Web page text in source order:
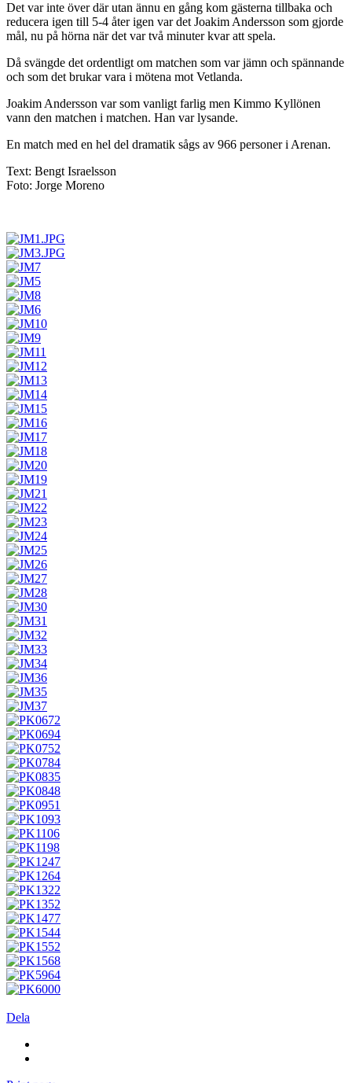
Det var inte över där utan ännu en gång kom gästerna tillbaka och
reducera igen till 5-4 åter igen var det Joakim Andersson som gjorde
mål, nu på hörna när det var två minuter kvar att spela.
Då svängde det ordentligt om matchen som var jämn och spännande
och som det brukar vara i mötena mot Vetlanda.
Joakim Andersson var som vanligt farlig men Kimmo Kyllönen
vann den matchen i matchen. Han var lysande.
En match med en hel del dramatik sågs av 966 personer i Arenan.
Text: Bengt Israelsson
Foto: Jorge Moreno
Dela